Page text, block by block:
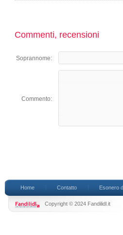
Commenti, recensioni
Soprannome:
Commento:
Home Contatto Esonero
Copyright © 2024 Fandilidl.it